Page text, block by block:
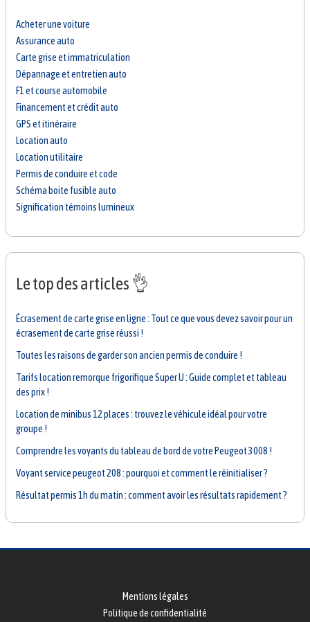
Acheter une voiture
Assurance auto
Carte grise et immatriculation
Dépannage et entretien auto
F1 et course automobile
Financement et crédit auto
GPS et itinéraire
Location auto
Location utilitaire
Permis de conduire et code
Schéma boite fusible auto
Signification témoins lumineux
Le top des articles 👌
Écrasement de carte grise en ligne : Tout ce que vous devez savoir pour un
écrasement de carte grise réussi !
Toutes les raisons de garder son ancien permis de conduire !
Tarifs location remorque frigorifique Super U : Guide complet et tableau
des prix !
Location de minibus 12 places : trouvez le véhicule idéal pour votre
groupe !
Comprendre les voyants du tableau de bord de votre Peugeot 3008 !
Voyant service peugeot 208 : pourquoi et comment le réinitialiser ?
Résultat permis 1h du matin : comment avoir les résultats rapidement ?
Mentions légales
Politique de confidentialité